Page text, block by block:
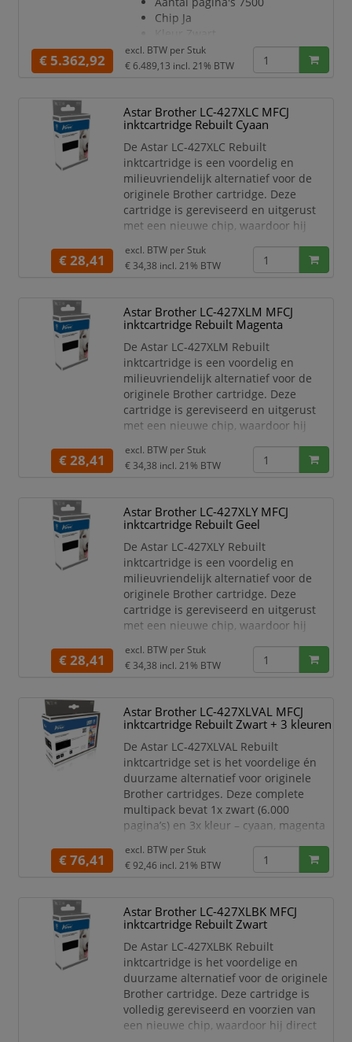
Printer MX 3100 N
Chip Ja
Kleur Zwart
Geschikt voor printermodel:
MX721
€ 5.362,92
excl. BTW per Stuk
€ 6.489,13 incl. 21% BTW
Astar Brother LC-427XLC MFCJ
inktcartridge Rebuilt Cyaan
De Astar LC-427XLC Rebuilt
inktcartridge is een voordelig en
milieuvriendelijk alternatief voor de
originele Brother cartridge. Deze
cartridge is gereviseerd en uitgerust
met een nieuwe chip, waardoor hij
printer. Met een capaciteit van tot
5.000 pagina’s (bij 5% dekking) levert
van hoge kwaliteit.
Kenmerken:
Compatibel met Brother MFC-
J5955
Kleur: Cyaan
Inho
€ 28,41
excl. BTW per Stuk
€ 34,38 incl. 21% BTW
Astar Brother LC-427XLM MFCJ
inktcartridge Rebuilt Magenta
De Astar LC-427XLM Rebuilt
inktcartridge is een voordelig en
milieuvriendelijk alternatief voor de
originele Brother cartridge. Deze
cartridge is gereviseerd en uitgerust
met een nieuwe chip, waardoor hij
printer. Met een capaciteit van tot
5.000 pagina’s (bij 5% dekking) levert
van hoge kwaliteit.
Kenmerken:
Compatibel met Brother MFC-
J5955
Kleur: Magenta
In
€ 28,41
excl. BTW per Stuk
€ 34,38 incl. 21% BTW
Astar Brother LC-427XLY MFCJ
inktcartridge Rebuilt Geel
De Astar LC-427XLY Rebuilt
inktcartridge is een voordelig en
milieuvriendelijk alternatief voor de
originele Brother cartridge. Deze
cartridge is gereviseerd en uitgerust
met een nieuwe chip, waardoor hij
printer. Met een capaciteit van tot
5.000 pagina’s (bij 5% dekking) levert
van hoge kwaliteit.
Kenmerken:
Compatibel met Brother MFC-
J5955
Kleur: Yellow
Inh
€ 28,41
excl. BTW per Stuk
€ 34,38 incl. 21% BTW
Astar Brother LC-427XLVAL MFCJ
inktcartridge Rebuilt Zwart + 3 kleuren
De Astar LC-427XLVAL Rebuilt
inktcartridge set is het voordelige én
duurzame alternatief voor originele
Brother cartridges. Deze complete
multipack bevat 1x zwart (6.000
pagina’s) en 3x kleur – cyaan, magenta
cartridges zijn gereviseerd en voorzien
van een nieuwe chip, waardoor ze
door uw Brother printer.
Kenmerken:
Compatibel met Brother MFC-
J5955
Inhoud: 1x
€ 76,41
excl. BTW per Stuk
€ 92,46 incl. 21% BTW
Astar Brother LC-427XLBK MFCJ
inktcartridge Rebuilt Zwart
De Astar LC-427XLBK Rebuilt
inktcartridge is het voordelige en
duurzame alternatief voor de originele
Brother cartridge. Deze cartridge is
volledig gereviseerd en voorzien van
een nieuwe chip, waardoor hij direct